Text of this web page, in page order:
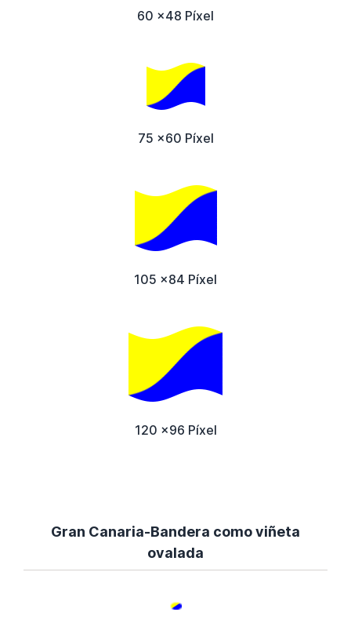
60 x48 Píxel
75 x60 Píxel
105 x84 Píxel
120 x96 Píxel
Gran Canaria-Bandera como viñeta
ovalada